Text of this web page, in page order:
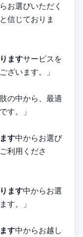
お選びいただく
信じておりま
ますサービスを
ざいます。」
の中から、最適
す。」
す中からお選び
利用くださ
ます中からお選
す。」
す中からお越し